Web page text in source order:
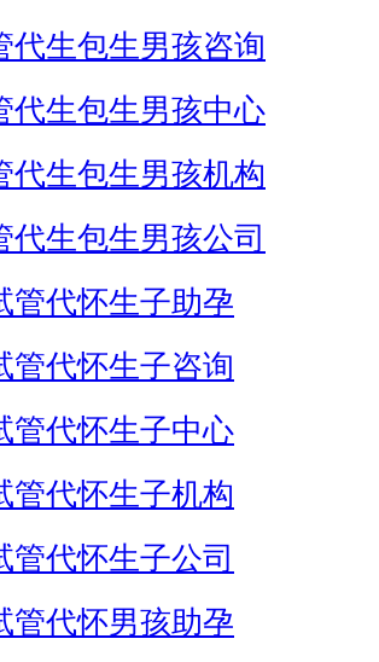
代生包生男孩咨询
代生包生男孩中心
代生包生男孩机构
代生包生男孩公司
管代怀生子助孕
管代怀生子咨询
管代怀生子中心
管代怀生子机构
管代怀生子公司
管代怀男孩助孕